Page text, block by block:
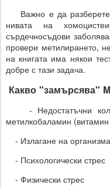
Важно е да
нивата на
сърдечносъдови
провери метилирането,
на книгата има някои
добре с тази задача.
Какво "замърсява"
- Недостатъчни
метилкобаламин
- Излагане на
- Психологически стрес
- Физически стрес